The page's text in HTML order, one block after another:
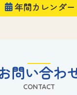
年間カレンダー
問い合わ
CONTACT